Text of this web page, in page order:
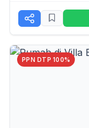
PPN DTP 100%